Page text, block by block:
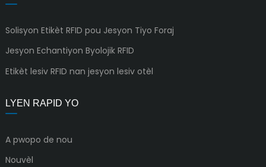
Solisyon Etikèt RFID pou Jesyon Tiyo Foraj
Jesyon Echantiyon Byolojik RFID
Etikèt lesiv RFID nan jesyon lesiv otèl
LYEN RAPID YO
A pwopo de nou
Nouvèl